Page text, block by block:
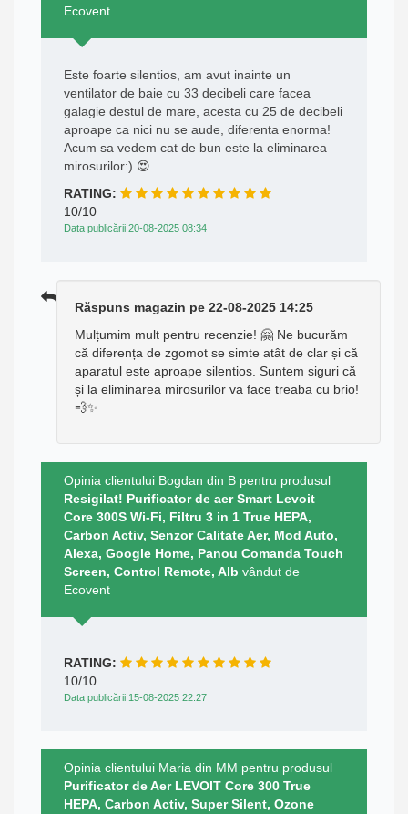
Ecovent
Este foarte silentios, am avut inainte un
ventilator de baie cu 33 decibeli care facea
galagie destul de mare, acesta cu 25 de decibeli
aproape ca nici nu se aude, diferenta enorma!
Acum sa vedem cat de bun este la eliminarea
mirosurilor:) 😍
RATING:
10/10
Data publicării 20-08-2025 08:34
Răspuns magazin pe 22-08-2025 14:25
Mulțumim mult pentru recenzie! 🤗 Ne bucurăm
că diferența de zgomot se simte atât de clar și că
aparatul este aproape silentios. Suntem siguri că
și la eliminarea mirosurilor va face treaba cu brio!
💨✨
Opinia clientului Bogdan din B pentru produsul
Resigilat! Purificator de aer Smart Levoit
Core 300S Wi-Fi, Filtru 3 in 1 True HEPA,
Carbon Activ, Senzor Calitate Aer, Mod Auto,
Alexa, Google Home, Panou Comanda Touch
Screen, Control Remote, Alb vândut de
Ecovent
RATING:
10/10
Data publicării 15-08-2025 22:27
Opinia clientului Maria din MM pentru produsul
Purificator de Aer LEVOIT Core 300 True
HEPA, Carbon Activ, Super Silent, Ozone